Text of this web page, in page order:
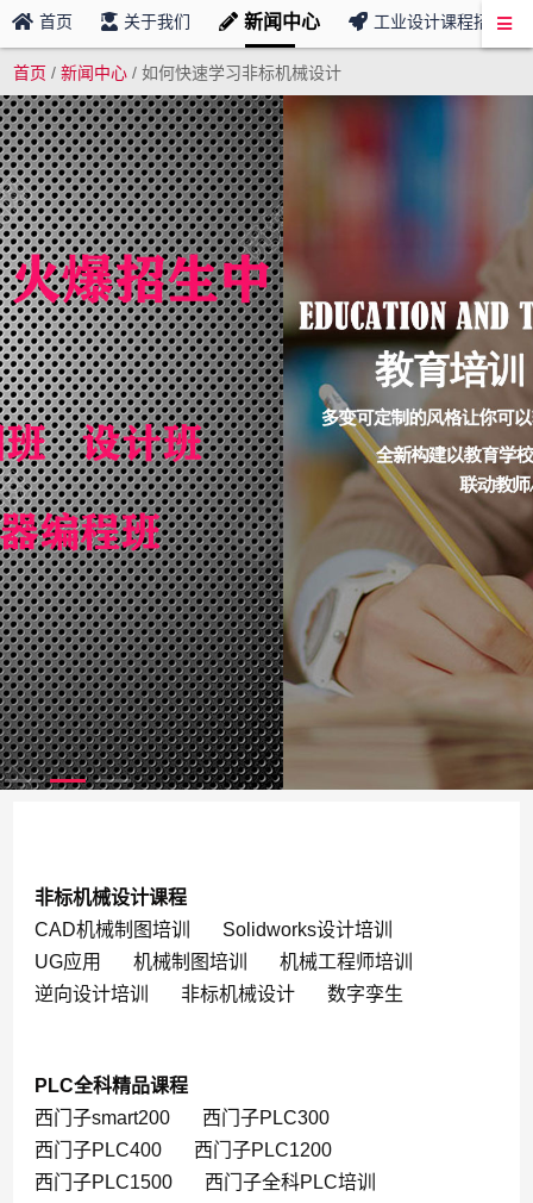
首页 关于我们 新闻中心 工业设计课程招募
首页 /新闻中心 /如何快速学习非标机械设计
非标机械设计课程
CAD机械制图培训
Solidworks设计培训
UG应用
机械制图培训
机械工程师培训
逆向设计培训
非标机械设计 数字孪生
PLC全科精品课程
西门子smart200
西门子PLC300
西门子PLC400
西门子PLC1200
西门子PLC1500
西门子全科PLC培训